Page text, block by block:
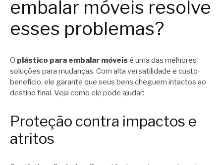
embalar móveis resolve
esses problemas?
O plástico para embalar móveis é uma das melhores
soluções para mudanças. Com alta versatilidade e custo-
benefício, ele garante que seus bens cheguem intactos ao
destino final. Veja como ele pode ajudar:
Proteção contra impactos e
atritos